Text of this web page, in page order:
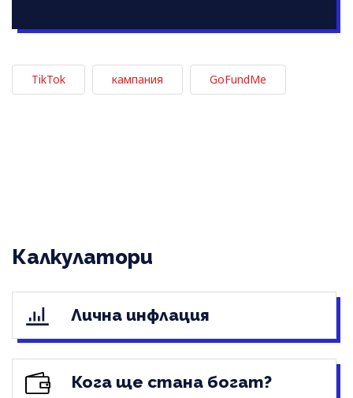
TikTok кампания GoFundMe
Калкулатори
Лична инфлация
Кога ще стана богат?